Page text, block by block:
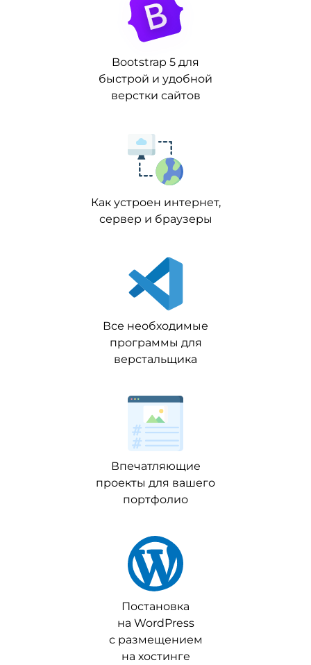
Bootstrap 5 для
быстрой и удобной
верстки сайтов
Как устроен интернет,
сервер и браузеры
Все необходимые
программы для
верстальщика
Впечатляющие
проекты для вашего
портфолио
Постановка
на WordPress
с размещением
на хостинге